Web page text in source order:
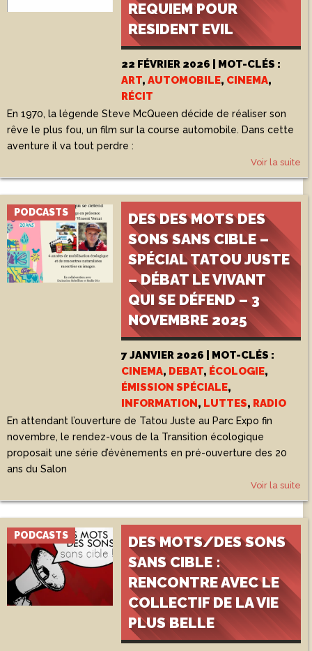
REQUIEM POUR
RESIDENT EVIL
22 FÉVRIER 2026 | MOT-CLÉS :
ART,AUTOMOBILE, CINEMA,
RÉCIT
En 1970, la légende Steve McQueen décide de réaliser son
rêve le plus fou, un film sur la course automobile. Dans cette
aventure il va tout perdre :
Voir la suite
PODCASTS
DES DES MOTS DES
SONS SANS CIBLE –
SPÉCIAL TATOU JUSTE
– DÉBAT LE VIVANT
QUI SE DÉFEND – 3
NOVEMBRE 2025
7 JANVIER 2026 | MOT-CLÉS :
CINEMA, DEBAT, ÉCOLOGIE,
ÉMISSION SPÉCIALE,
INFORMATION, LUTTES, RADIO
En attendant l’ouverture de Tatou Juste au Parc Expo fin
novembre, le rendez-vous de la Transition écologique
proposait une série d’évènements en pré-ouverture des 20
ans du Salon
Voir la suite
PODCASTS
DES MOTS/DES SONS
SANS CIBLE :
RENCONTRE AVEC LE
COLLECTIF DE LA VIE
PLUS BELLE